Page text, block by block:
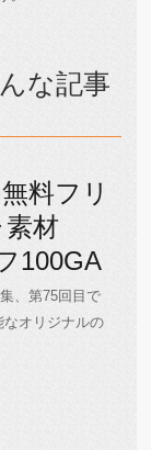
な記事
料フリ
材
100GA
、第75回目で
オリジナルの